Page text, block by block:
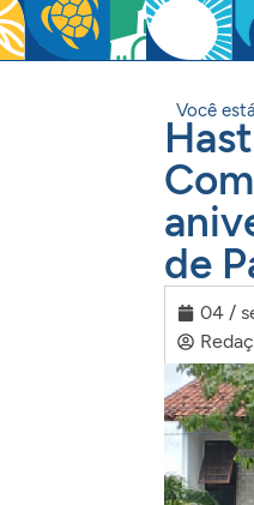
Você
de
04 /